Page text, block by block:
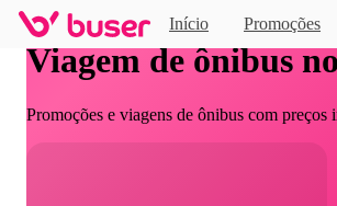
Início Promoções
Viagem de ônibus
Promoções e viagens de ônibus com preços